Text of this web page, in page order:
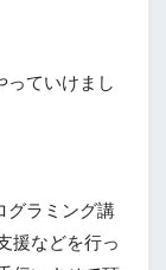
っていけまし
グラミング講
援などを行っ